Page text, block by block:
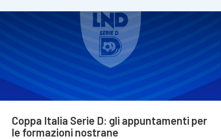
Coppa Italia Serie D: gli appuntamenti per
le formazioni nostrane